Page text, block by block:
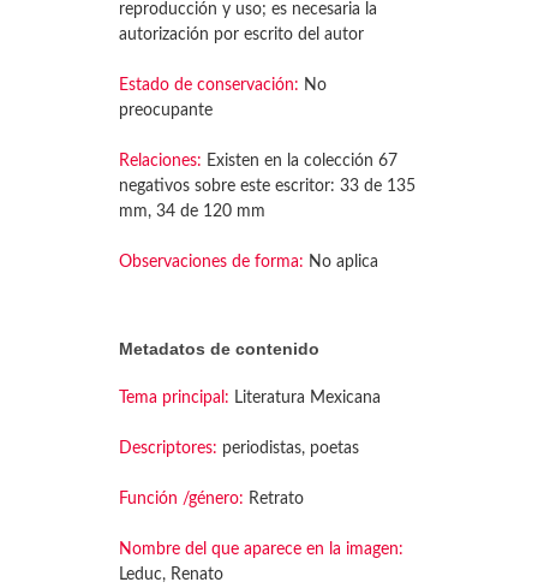
reproducción y uso; es necesaria la
autorización por escrito del autor
Estado de conservación: No
preocupante
Relaciones: Existen en la colección 67
negativos sobre este escritor: 33 de 135
mm, 34 de 120 mm
Observaciones de forma: No aplica
Metadatos de contenido
Tema principal: Literatura Mexicana
Descriptores: periodistas, poetas
Función /género: Retrato
Nombre del que aparece en la imagen:
Leduc, Renato